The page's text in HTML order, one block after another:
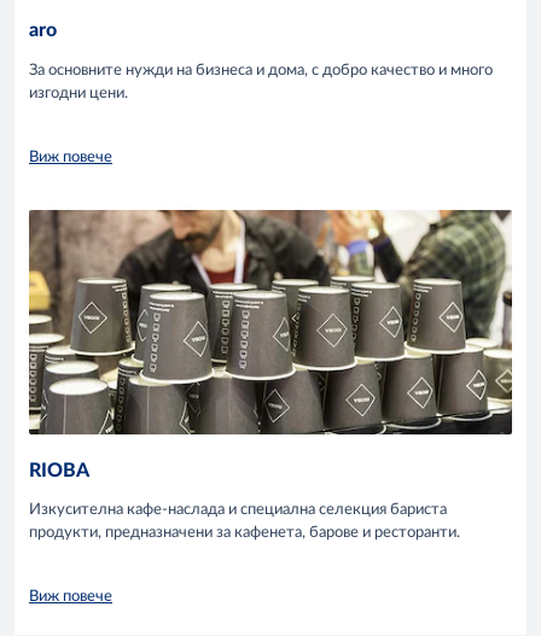
aro
За основните нужди на бизнеса и дома, с добро качество и много
изгодни цени.
Виж повече
RIOBA
Изкусителна кафе-наслада и специална селекция бариста
продукти, предназначени за кафенета, барове и ресторанти.
Виж повече